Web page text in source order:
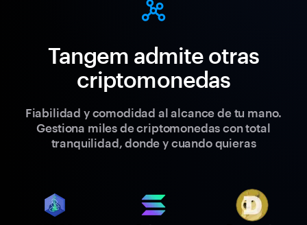
Tangem admite otras
criptomonedas
Fiabilidad y comodidad al alcance de tu mano.
Gestiona miles de criptomonedas con total
tranquilidad, donde y cuando quieras